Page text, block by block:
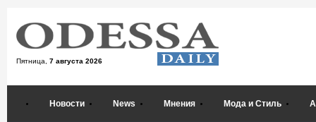
Пятница, 7 августа 2026
Новости News Мнения Мода и Стиль